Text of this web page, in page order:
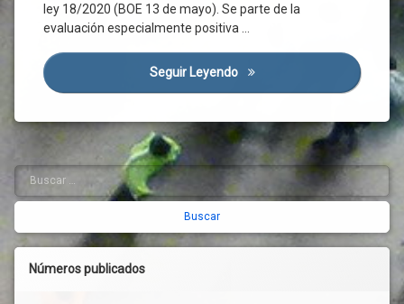
Normalidad
Organizaciones
Pacto De
Recuperación
Político
Pacto
Europeo
Pandemia
PP
ley 18/2020 (BOE 13 de mayo). Se parte de la
evaluación especialmente positiva …
Seguir Leyendo Semana De Acuerdos Y
Corredor
Atlántico
Covid-
19
Cultura
Empleo
Empresas
ERTE
Gobierno
Barra
lateral
derecha
Buscar:
Números publicados